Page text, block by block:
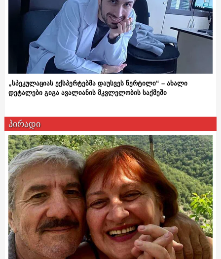
„სპეკულაციას ექსპერტებმა დაუსვეს წერტილი“ – ახალი
დეტალები გიგა ავალიანის მკვლელობის საქმეში
პირადი